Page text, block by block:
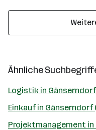
Ähnliche
Logistik in
Einkauf in Gänserndorf
Projektmanagement in